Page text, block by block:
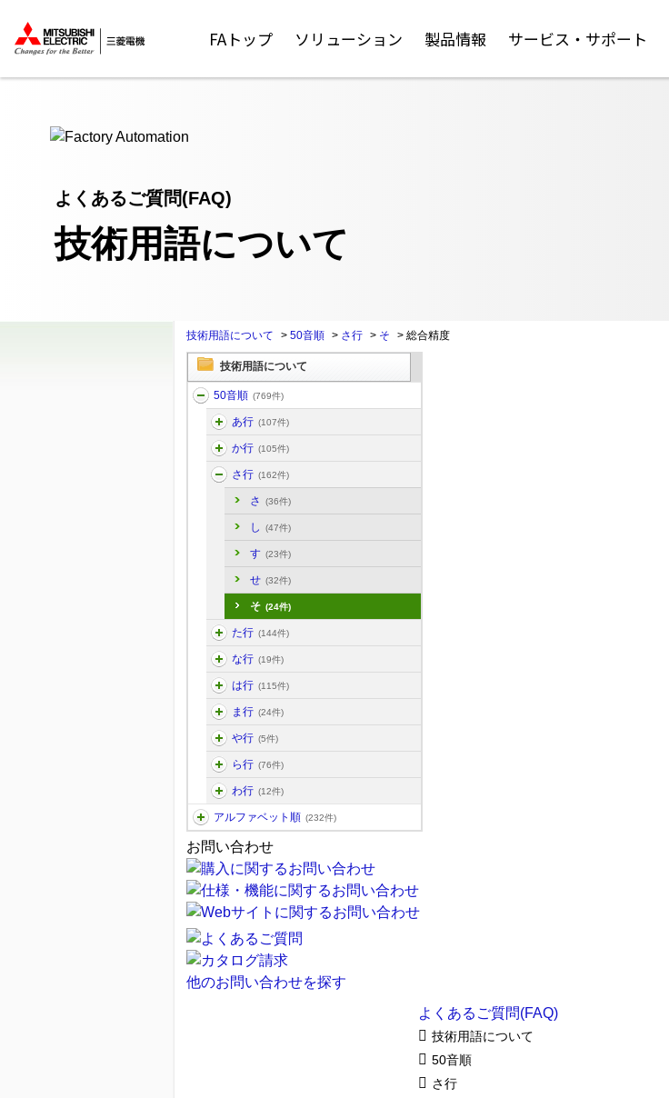
FAトップ ソリューション 製品情報 サービス・サポート
よくあるご質問(FAQ)
技術用語について
技術用語について > 50音順 > さ行 > そ > 総合精度
技術用語について
50音順 (769件)
あ行 (107件)
か行 (105件)
さ行 (162件)
さ (36件)
し (47件)
す (23件)
せ (32件)
そ (24件)
た行 (144件)
な行 (19件)
は行 (115件)
ま行 (24件)
や行 (5件)
ら行 (76件)
わ行 (12件)
アルファベット順 (232件)
お問い合わせ
他のお問い合わせを探す
よくあるご質問(FAQ)
技術用語について
50音順
さ行